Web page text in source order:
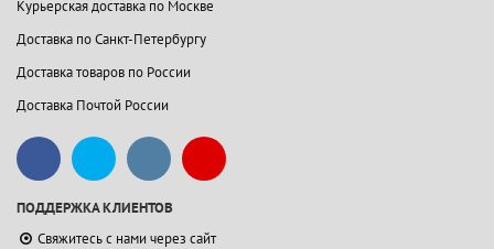
Курьерская доставка по Москве
Доставка по Санкт-Петербургу
Доставка товаров по России
Доставка Почтой России
ПОДДЕРЖКА КЛИЕНТОВ
Свяжитесь с нами через сайт